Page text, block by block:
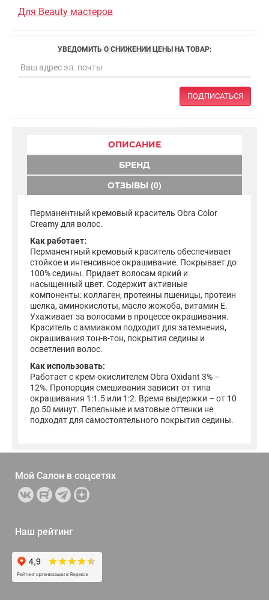
Для Beauty мастеров
УВЕДОМИТЬ О СНИЖЕНИИ ЦЕНЫ НА ТОВАР:
ПОДПИСАТЬСЯ
ОПИСАНИЕ
БРЕНД
ОТЗЫВЫ (0)
Перманентный кремовый краситель Obra Color
Creamy для волос.
Как работает:
Перманентный кремовый краситель обеспечивает
стойкое и интенсивное окрашивание. Покрывает до
100% седины. Придает волосам яркий и
насыщенный цвет. Содержит активные
компоненты: коллаген, протеины пшеницы, протеин
шелка, аминокислоты, масло жожоба, витамин Е.
Ухаживает за волосами в процессе окрашивания.
Краситель с аммиаком подходит для затемнения,
окрашивания тон-в-тон, покрытия седины и
осветления волос.
Как использовать:
Работает с крем-окислителем Obra Oxidant 3% –
12%. Пропорция смешивания зависит от типа
окрашивания 1:1.5 или 1:2. Время выдержки – от 10
до 50 минут. Пепельные и матовые оттенки не
подходят для самостоятельного покрытия седины.
Мой Салон в соцсетях
Наш рейтинг